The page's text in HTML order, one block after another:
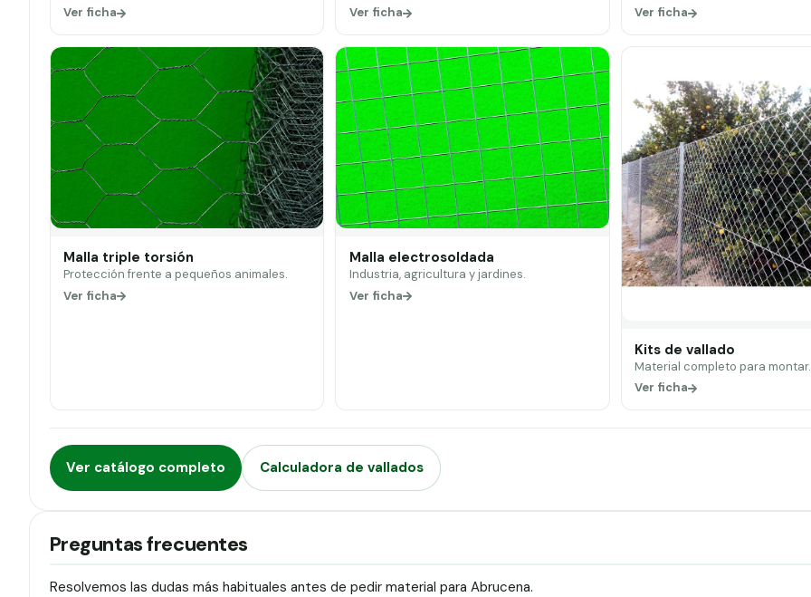
Ver ficha
Ver ficha
Ver ficha
Malla triple torsión
Protección frente a pequeños animales.
Ver ficha
Malla electrosoldada
Industria, agricultura y jardines.
Ver ficha
Kits de vallado
Material completo para montar.
Ver ficha
Ver catálogo completo Calculadora de vallados
Preguntas frecuentes
Resolvemos las dudas más habituales antes de pedir material para Abrucena.